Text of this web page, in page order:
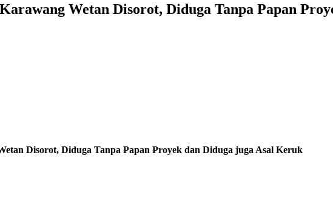
Wetan Disorot, Diduga Tanpa Papan
Disorot, Diduga Tanpa Papan Proyek dan Diduga juga Asal Keruk